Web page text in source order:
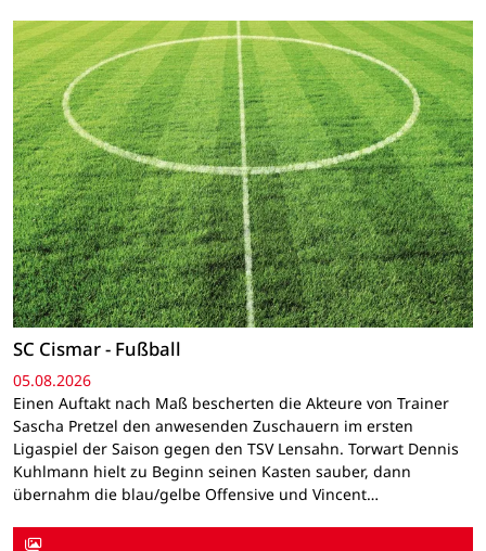
SC Cismar - Fußball
05.08.2026
Einen Auftakt nach Maß bescherten die Akteure von Trainer
Sascha Pretzel den anwesenden Zuschauern im ersten
Ligaspiel der Saison gegen den TSV Lensahn. Torwart Dennis
Kuhlmann hielt zu Beginn seinen Kasten sauber, dann
übernahm die blau/gelbe Offensive und Vincent…